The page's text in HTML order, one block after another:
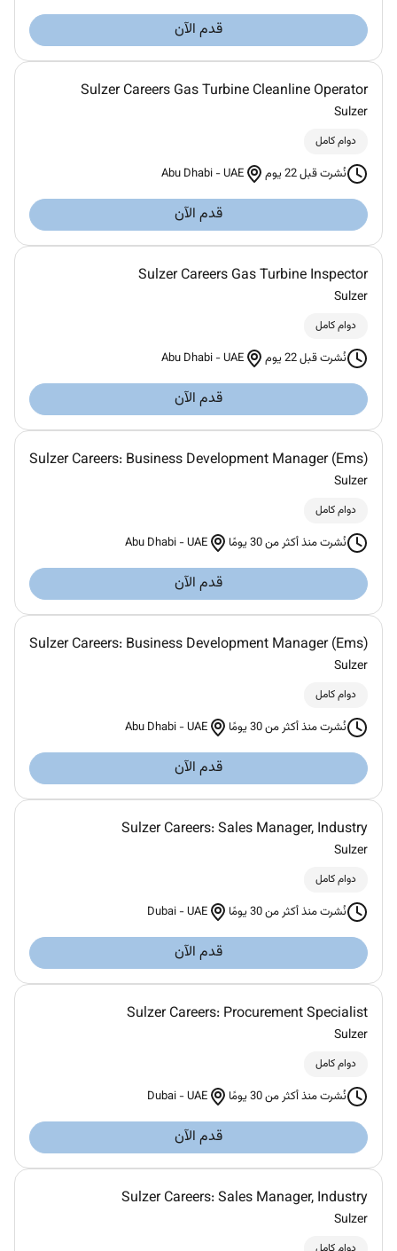
قدم الآن
Sulzer Careers Gas Turbine Cleanline Operator
Sulzer
دوام كامل
نُشرت قبل 22 يوم Abu Dhabi -UAE
قدم الآن
Sulzer Careers Gas Turbine Inspector
Sulzer
دوام كامل
نُشرت قبل 22 يوم Abu Dhabi -UAE
قدم الآن
Sulzer Careers: Business Development Manager (Ems)
Sulzer
دوام كامل
نُشرت منذ أكثر من 30 يومًا Abu Dhabi -UAE
قدم الآن
Sulzer Careers: Business Development Manager (Ems)
Sulzer
دوام كامل
نُشرت منذ أكثر من 30 يومًا Abu Dhabi -UAE
قدم الآن
Sulzer Careers: Sales Manager, Industry
Sulzer
دوام كامل
نُشرت منذ أكثر من 30 يومًا Dubai -UAE
قدم الآن
Sulzer Careers: Procurement Specialist
Sulzer
دوام كامل
نُشرت منذ أكثر من 30 يومًا Dubai -UAE
قدم الآن
Sulzer Careers: Sales Manager, Industry
Sulzer